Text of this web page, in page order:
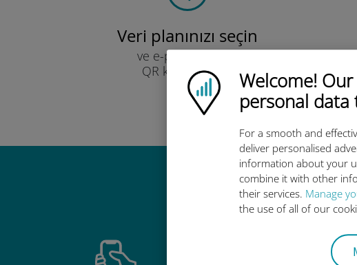
Ubigi logo
Welcome!
personal
For a smooth and
deliver personalised
information about your
combine it with other
their services. Manage
the use of all of our
Veri planınızı seçin
ve e-posta yoluyla
QR kodu ile alın.
Hızlı!
Ubigi